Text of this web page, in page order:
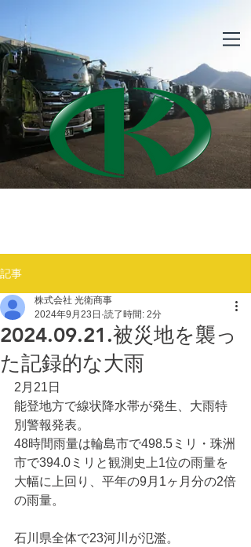
記事
2024.09.21.被災地を襲っ
た記録的な大雨
株式会社 光衛商事
2024年9月23日 読了時間: 2分
2月21日
能登地方で線状降水帯が発生、大雨特
別警報発表。
48時間雨量は輪島市で498.5ミリ・珠洲
市で394.0ミリと観測史上1位の雨量を
大幅に上回り、平年の9月1ヶ月分の2倍
の雨量。
石川県全体で23河川が氾濫。